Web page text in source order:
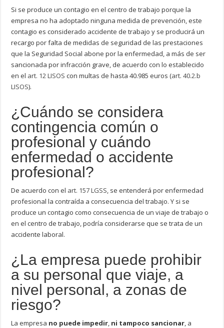
Si se produce un contagio en el centro de trabajo porque la
empresa no ha adoptado ninguna medida de prevención, este
contagio es considerado accidente de trabajo y se producirá un
recargo por falta de medidas de seguridad de las prestaciones
que la Seguridad Social abone por la enfermedad, a más de ser
sancionada por infracción grave, de acuerdo con lo establecido
en el art. 12 LISOS con multas de hasta 40.985 euros (art. 40.2.b
LISOS).
¿Cuándo se considera
contingencia común o
profesional y cuándo
enfermedad o accidente
profesional?
De acuerdo con el art. 157 LGSS, se entenderá por enfermedad
profesional la contraída a consecuencia del trabajo. Y si se
produce un contagio como consecuencia de un viaje de trabajo o
en el centro de trabajo, podría considerarse que se trata de un
accidente laboral.
¿La empresa puede prohibir
a su personal que viaje, a
nivel personal, a zonas de
riesgo?
La empresa no puede impedir, ni tampoco sancionar, a